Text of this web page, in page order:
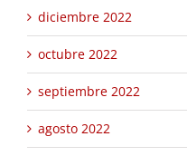
diciembre 2022
octubre 2022
septiembre 2022
agosto 2022